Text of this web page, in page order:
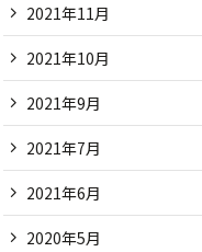
2021年11月
2021年10月
2021年9月
2021年7月
2021年6月
2020年5月